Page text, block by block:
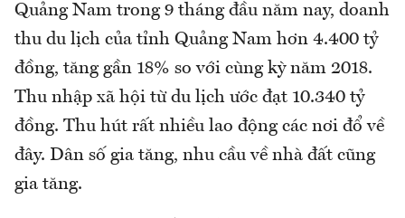
Quảng Nam trong 9 tháng đầu năm nay, doanh
thu du lịch của tỉnh Quảng Nam hơn 4.400 tỷ
đồng, tăng gần 18% so với cùng kỳ năm 2018.
Thu nhập xã hội từ du lịch ước đạt 10.340 tỷ
đồng. Thu hút rất nhiều lao động các nơi đổ về
đây. Dân số gia tăng, nhu cầu về nhà đất cũng
gia tăng.